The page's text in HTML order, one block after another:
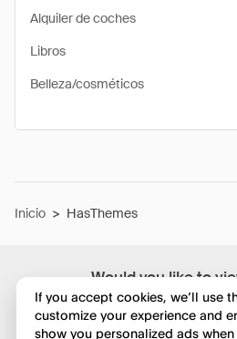
Would you like to
in
Alquiler de coches
Libros
Belleza/cosméticos
Inicio > HasThemes
If you accept cookies, we’ll use
customize your experience and
show you personalized ads